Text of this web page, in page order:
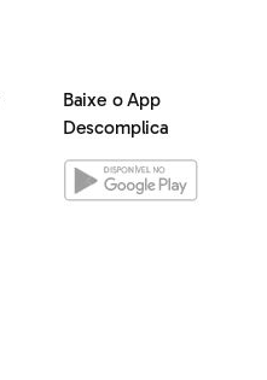
Baixe o App
Descomplica